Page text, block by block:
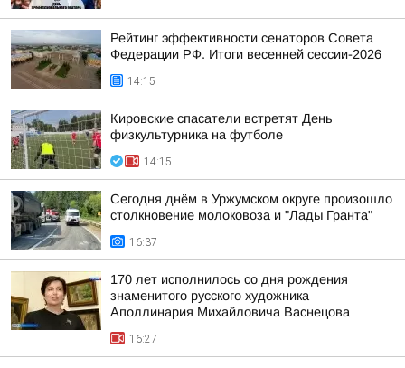
Рейтинг эффективности сенаторов Совета
Федерации РФ. Итоги весенней сессии-2026
14:15
Кировские спасатели встретят День
физкультурника на футболе
14:15
Сегодня днём в Уржумском округе произошло
столкновение молоковоза и "Лады Гранта"
16:37
170 лет исполнилось со дня рождения
знаменитого русского художника
Аполлинария Михайловича Васнецова
16:27